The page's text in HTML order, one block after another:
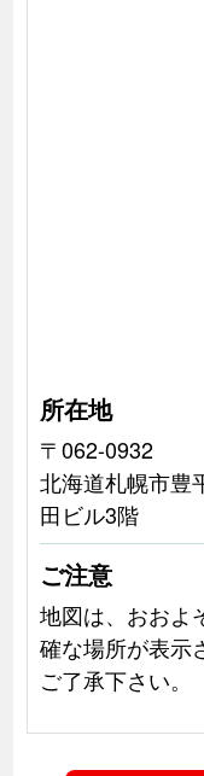
所在地
〒062-0932
北海道札幌市豊
田ビル3階
ご注意
地図は、おおよ
確な場所が表示
ご了承下さい。